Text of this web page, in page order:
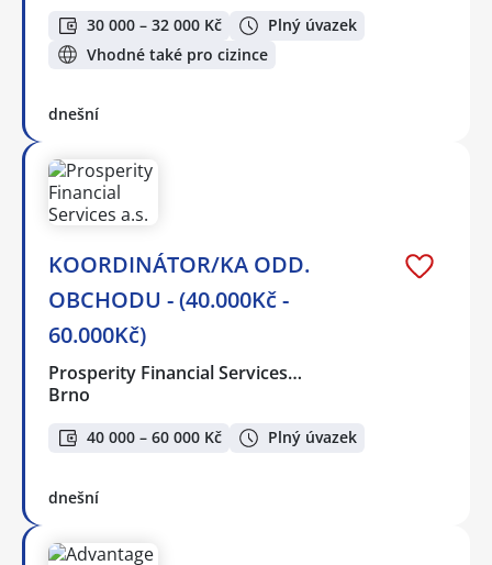
30 000 – 32 000 Kč
Plný úvazek
Vhodné také pro cizince
dnešní
KOORDINÁTOR/KA ODD.
OBCHODU - (40.000Kč -
60.000Kč)
Prosperity Financial Services…
Brno
40 000 – 60 000 Kč Plný úvazek
dnešní